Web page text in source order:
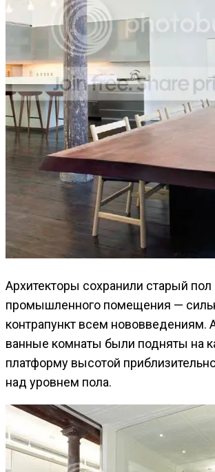
Архитекторы сохранили старый
промышленного помещения —
контрапункт всем нововведениям.
ванные комнаты были подняты на
платформу высотой
над уровнем пола.